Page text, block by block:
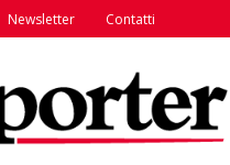
Newsletter Contatti